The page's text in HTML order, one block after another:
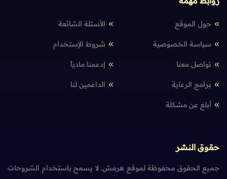
حول الموقع الأسئلة الشائعة
سياسة الخصوصية شروط الإستخدام
تواصل معنا إدعمنا مادياً
برامج الرعاية الداعمين لنا
أبلغ عن مشكلة
حقوق النشر
جميع الحقوق محفوظة لموقع هرمش. لا يسمح باستخدام الشروحات